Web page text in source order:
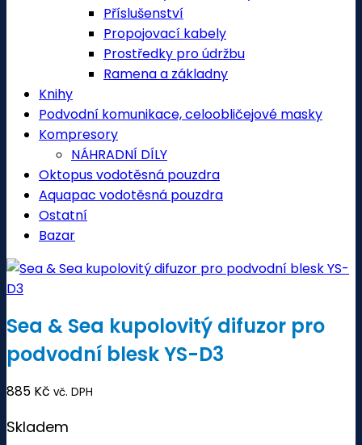
Příslušenství
Propojovací kabely
Prostředky pro údržbu
Ramena a základny
Knihy
Podvodní komunikace, celoobličejové masky
Kompresory
NÁHRADNÍ DÍLY
Oktopus vodotěsná pouzdra
Aquapac vodotěsná pouzdra
Ostatní
Bazar
Sea & Sea kupolovitý difuzor pro
podvodní blesk YS-D3
885 Kč vč. DPH
Skladem